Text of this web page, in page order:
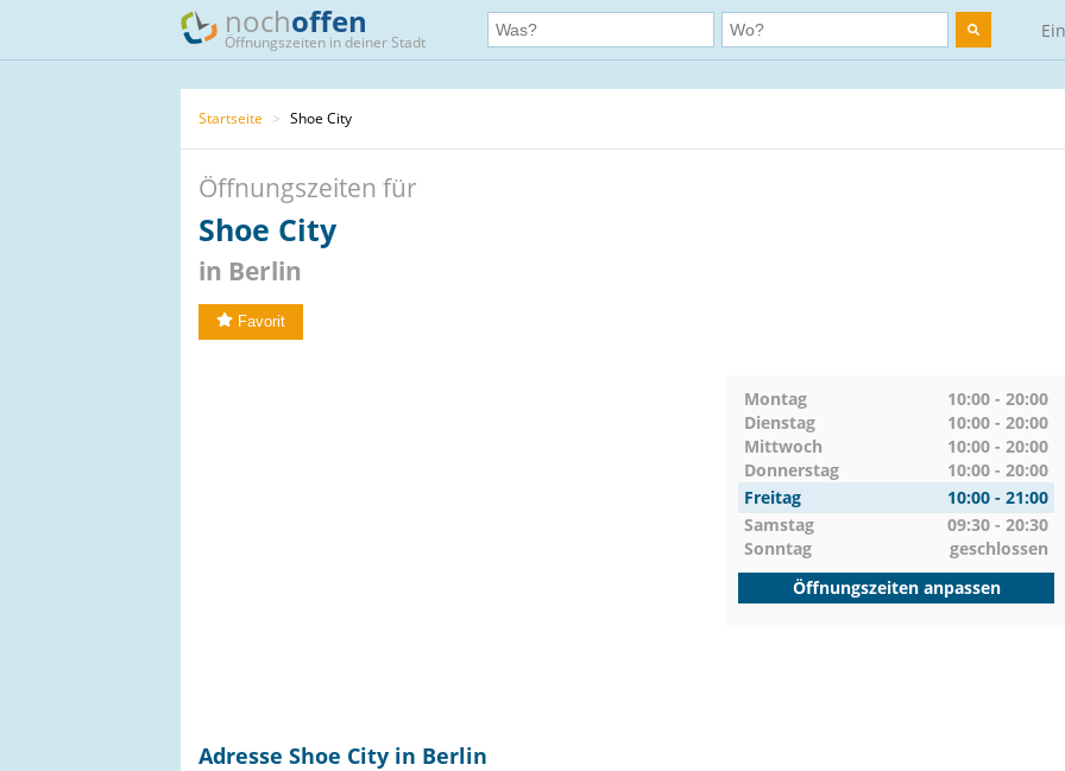
nochoffen
Öffnungszeiten in deiner Stadt
Startseite > Shoe City
Öffnungszeiten für
Shoe City
in Berlin
Favorit
Montag
10:00 - 20:00
Dienstag
10:00 - 20:00
Mittwoch
10:00 - 20:00
Donnerstag
10:00 - 20:00
Freitag
10:00 - 21:00
Samstag
09:30 - 20:30
Sonntag
geschlossen
Öffnungszeiten anpassen
Adresse Shoe City in Berlin